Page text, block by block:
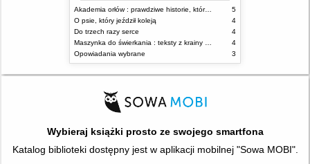
Akademia orłów : prawdziwe historie, które Cię uskrzydlą
5
O psie, który jeździł koleją
4
Do trzech razy serce
4
4
Opowiadania wybrane
3
Wybieraj książki prosto ze swojego smartfona
Katalog biblioteki dostępny jest w aplikacji mobilnej "Sowa MOBI".